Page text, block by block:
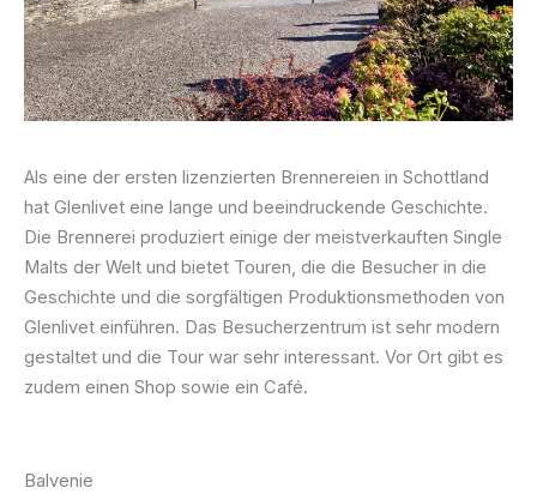
Als eine der ersten lizenzierten Brennereien in Schottland
hat Glenlivet eine lange und beeindruckende Geschichte.
Die Brennerei produziert einige der meistverkauften Single
Malts der Welt und bietet Touren, die die Besucher in die
Geschichte und die sorgfältigen Produktionsmethoden von
Glenlivet einführen. Das Besucherzentrum ist sehr modern
gestaltet und die Tour war sehr interessant. Vor Ort gibt es
zudem einen Shop sowie ein Café.
Balvenie